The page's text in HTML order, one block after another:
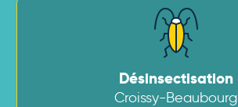
Désinsectisation
Croissy-Beaubourg